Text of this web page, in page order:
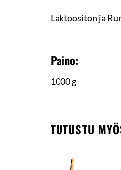
Laktoositon ja
Paino:
1000 g
TUTUSTU